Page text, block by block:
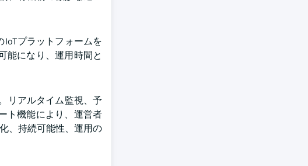
IoTプラットフォームを
能になり、運用時間と
リアルタイム監視、予
ト機能により、運営者
、持続可能性、運用の